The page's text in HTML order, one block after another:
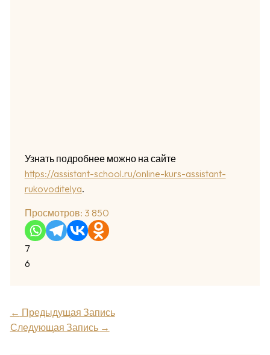
Узнать подробнее можно на сайте
https://assistant-school.ru/online-kurs-assistant-
rukovoditelya.
Просмотров: 3 850
7
6
← Предыдущая Запись
Следующая Запись →